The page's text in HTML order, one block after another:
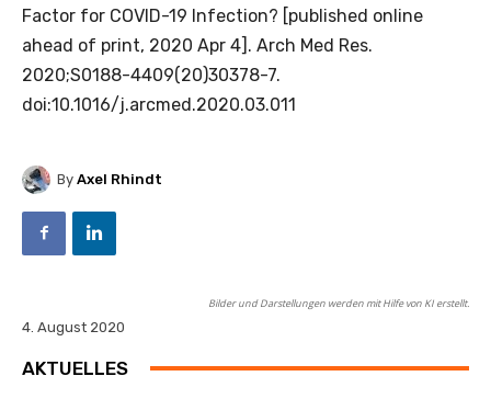
Factor for COVID-19 Infection? [published online
ahead of print, 2020 Apr 4]. Arch Med Res.
2020;S0188-4409(20)30378-7.
doi:10.1016/j.arcmed.2020.03.011
By Axel Rhindt
Bilder und Darstellungen werden mit Hilfe von KI erstellt.
4. August 2020
AKTUELLES